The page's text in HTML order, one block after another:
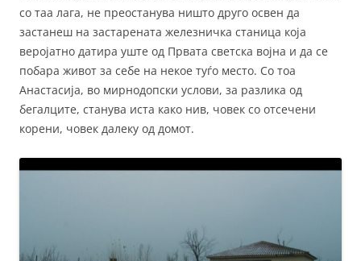
со таа лага, не преостанува ништо друго освен да
застанеш на застарената железничка станица која
веројатно датира уште од Првата светска војна и да се
побара живот за себе на некое туѓо место. Со тоа
Анастасија, во мирнодопски услови, за разлика од
бегалците, станува иста како нив, човек со отсечени
корени, човек далеку од домот.